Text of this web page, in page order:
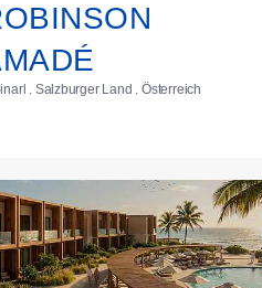
. Salzburger Land . Österreich